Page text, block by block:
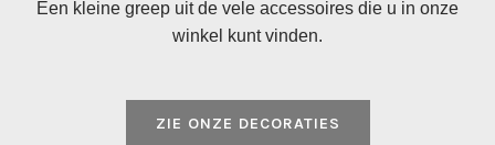
Een kleine greep uit de vele accessoires die u in onze
winkel kunt vinden.
ZIE ONZE DECORATIES